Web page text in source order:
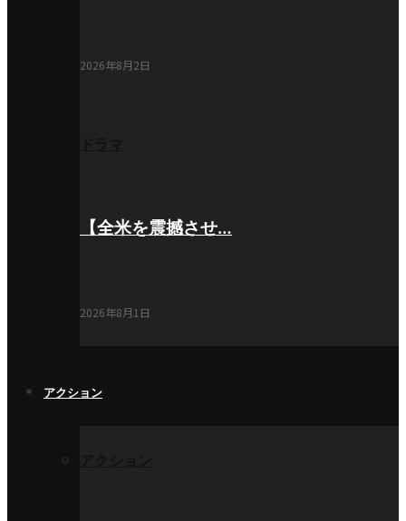
2026年8月2日
【全米を震撼させ…
2026年8月1日
アクション